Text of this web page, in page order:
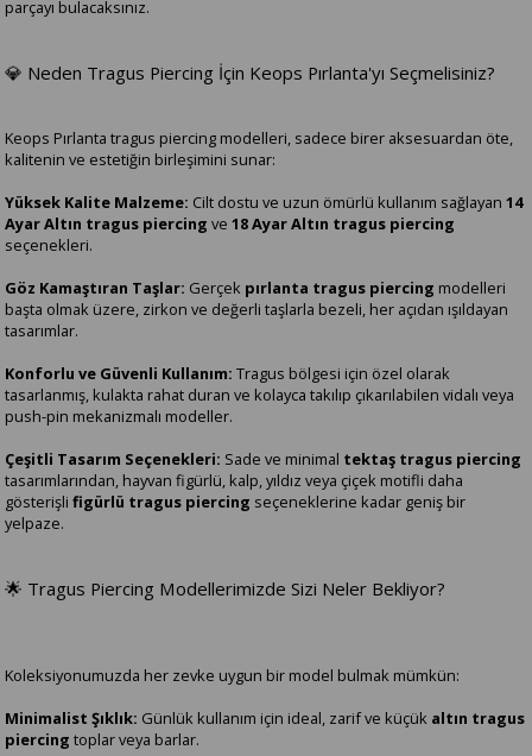
parçayı bulacaksınız.
💎 Neden Tragus Piercing İçin Keops Pırlanta'yı Seçmelisiniz?
Keops Pırlanta tragus piercing modelleri, sadece birer aksesuardan öte,
kalitenin ve estetiğin birleşimini sunar:
Yüksek Kalite Malzeme: Cilt dostu ve uzun ömürlü kullanım sağlayan14
Ayar Altın tragus piercing ve18 Ayar Altın tragus piercing
seçenekleri.
Göz Kamaştıran Taşlar: Gerçek pırlanta tragus piercing modelleri
başta olmak üzere, zirkon ve değerli taşlarla bezeli, her açıdan ışıldayan
tasarımlar.
Konforlu ve Güvenli Kullanım: Tragus bölgesi için özel olarak
tasarlanmış, kulakta rahat duran ve kolayca takılıp çıkarılabilen vidalı veya
push-pin mekanizmalı modeller.
Çeşitli Tasarım Seçenekleri: Sade ve minimal tektaş tragus piercing
tasarımlarından, hayvan figürlü, kalp, yıldız veya çiçek motifli daha
gösterişlifigürlü tragus piercing seçeneklerine kadar geniş bir
yelpaze.
🌟 Tragus Piercing Modellerimizde Sizi Neler Bekliyor?
Koleksiyonumuzda her zevke uygun bir model bulmak mümkün:
Minimalist Şıklık: Günlük kullanım için ideal, zarif ve küçük altın tragus
piercing toplar veya barlar.